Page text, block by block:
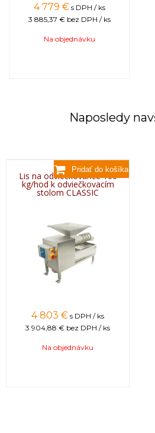
4 779 € s DPH / ks
3 885,37 € bez DPH / ks
Na objednávku
Naposledy
Lis na odviečkovance 100
kg/hod k odviečkovacím
stolom CLASSIC
4 803 € s DPH / ks
3 904,88 € bez DPH / ks
Na objednávku